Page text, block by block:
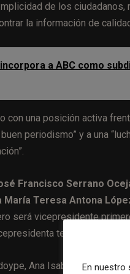
de los
la información de
a ABC como
con una posición activa
periodismo” y a una
Francisco Serrano
Teresa Antona
será vicepresidente
tercera.
Ana Isabel DíezEn nuestro